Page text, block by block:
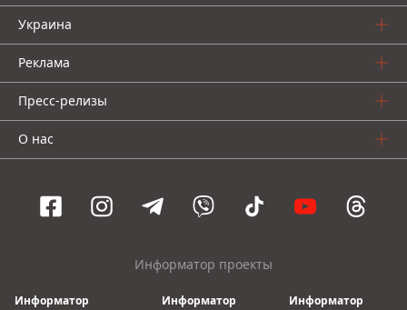
Украина
Реклама
Пресс-релизы
О нас
Информатор проекты
Информатор
Информатор
Информатор